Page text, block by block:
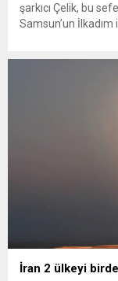
şarkıcı Çelik, bu
Samsun’un
İran 2 ülkeyi